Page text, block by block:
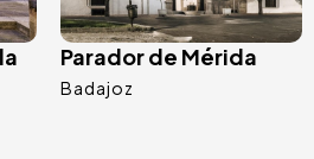
Parador de Mérida
Badajoz